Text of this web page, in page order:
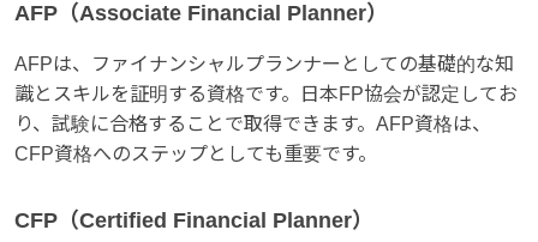
AFP（Associate Financial Planner）
AFPは、ファイナンシャルプランナーとしての基礎的な知
識とスキルを証明する資格です。日本FP協会が認定してお
り、試験に合格することで取得できます。AFP資格は、
CFP資格へのステップとしても重要です。
CFP（Certified Financial Planner）